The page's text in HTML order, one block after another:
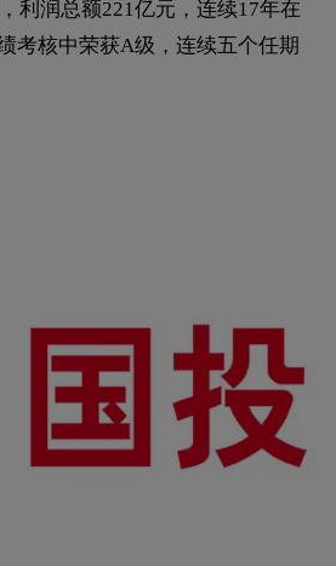
利润总额221亿元，连续17年在
考核中荣获A级，连续五个任期